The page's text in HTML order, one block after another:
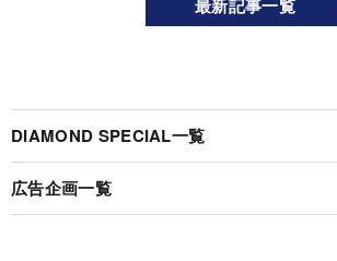
最新記事一覧
DIAMOND SPECIAL一覧
広告企画一覧